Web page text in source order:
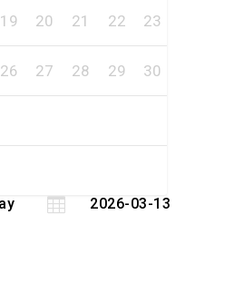
19 20 21 22 23
26 27 28 29 30
 2026-03-13